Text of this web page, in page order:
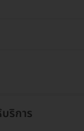
ริการ